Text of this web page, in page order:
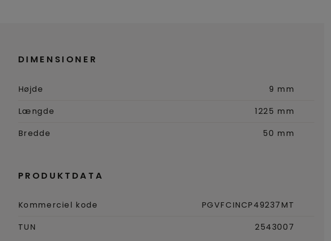
DIMENSIONER
Højde
9 mm
Længde
1225 mm
Bredde
50 mm
PRODUKTDATA
Kommerciel kode
PGVFCINCP49237MT
TUN
2543007